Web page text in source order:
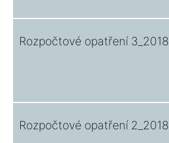
Rozpočtové opatření 3_2018
Rozpočtové opatření 2_2018